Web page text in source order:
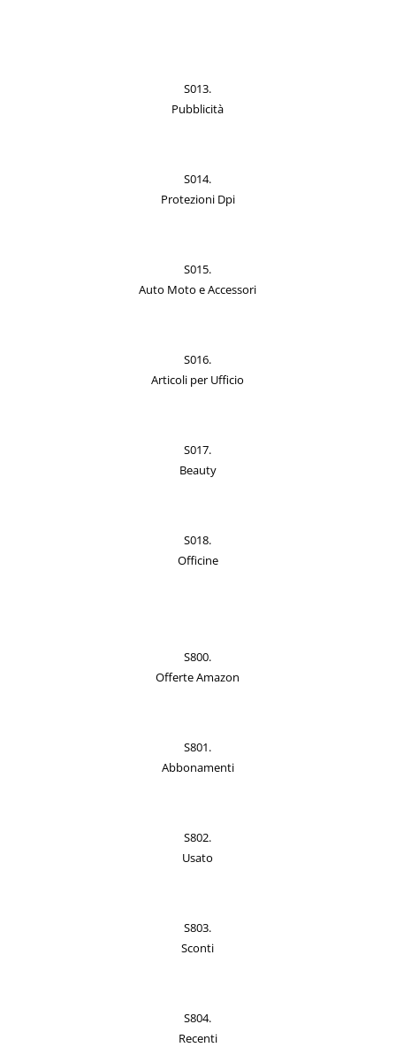
S013.
Pubblicità
S014.
Protezioni Dpi
S015.
Auto Moto e Accessori
S016.
Articoli per Ufficio
S017.
Beauty
S018.
Officine
S800.
Offerte Amazon
S801.
Abbonamenti
S802.
Usato
S803.
Sconti
S804.
Recenti